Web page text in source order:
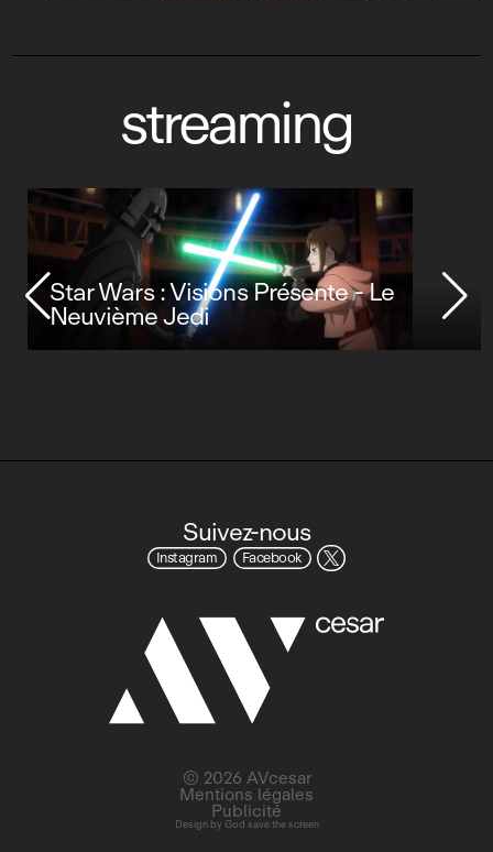
streaming
Star Wars : Visions Présente - Le
Neuvième Jedi
Suivez-nous
Instagram Facebook
Design by God save the screen
© 2026 AVcesar
Mentions légales
Publicité